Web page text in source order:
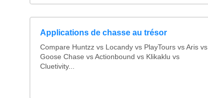
Applications de chasse au trésor
Compare Huntzz vs Locandy vs PlayTours vs Aris vs
Goose Chase vs Actionbound vs Klikaklu vs
Cluetivity...